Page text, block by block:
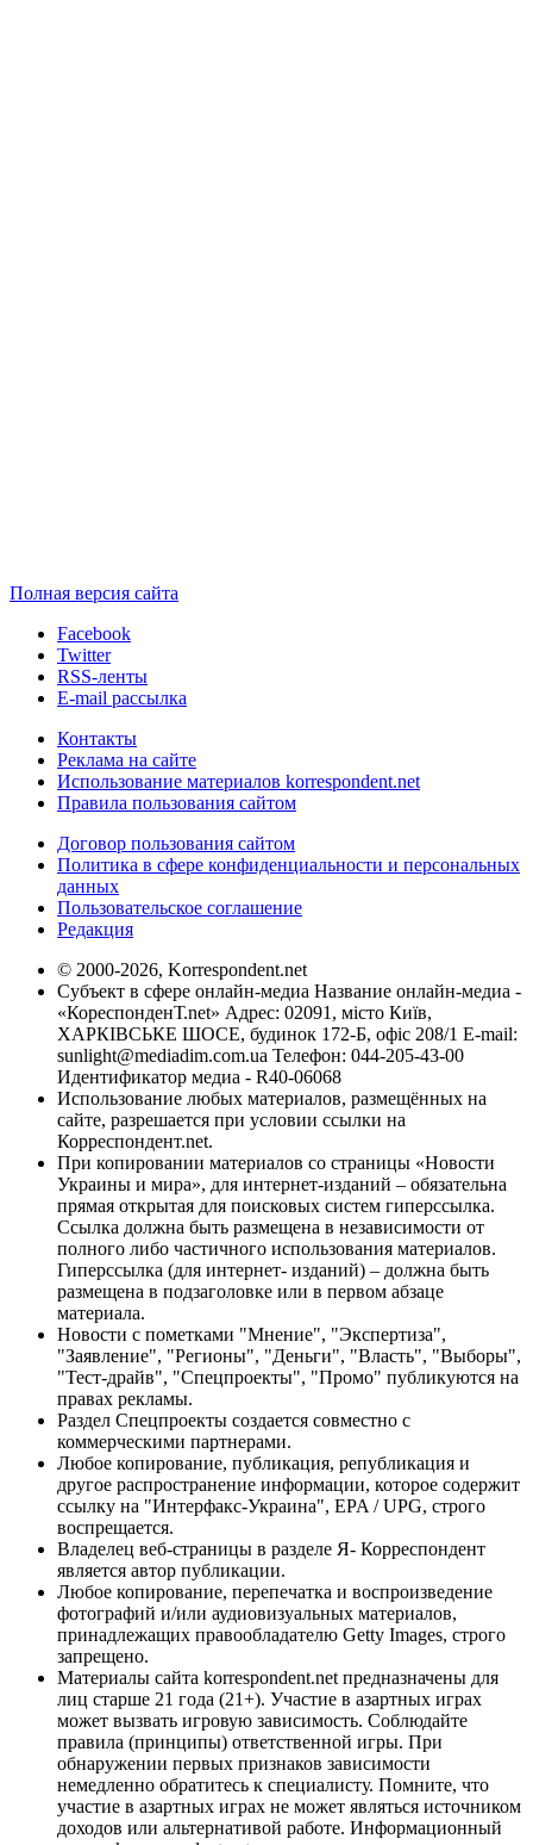
Полная версия сайта
Facebook
Twitter
RSS-ленты
E-mail рассылка
Контакты
Реклама на сайте
Использование материалов korrespondent.net
Правила пользования сайтом
Договор пользования сайтом
Политика в сфере конфиденциальности и персональных
данных
Пользовательское соглашение
Редакция
© 2000-2026, Korrespondent.net
Субъект в сфере онлайн-медиа Название онлайн-медиа -
«КореспонденТ.net» Адрес: 02091, місто Київ,
ХАРКІВСЬКЕ ШОСЕ, будинок 172-Б, офіс 208/1 E-mail:
sunlight@mediadim.com.ua Телефон: 044-205-43-00
Идентификатор медиа - R40-06068
Использование любых материалов, размещённых на
сайте, разрешается при условии ссылки на
Корреспондент.net.
При копировании материалов со страницы «Новости
Украины и мира», для интернет-изданий – обязательна
прямая открытая для поисковых систем гиперссылка.
Ссылка должна быть размещена в независимости от
полного либо частичного использования материалов.
Гиперссылка (для интернет- изданий) – должна быть
размещена в подзаголовке или в первом абзаце
материала.
Новости с пометками "Мнение", "Экспертиза",
"Заявление", "Регионы", "Деньги", "Власть", "Выборы",
"Тест-драйв", "Спецпроекты", "Промо" публикуются на
правах рекламы.
Раздел Спецпроекты создается совместно с
коммерческими партнерами.
Любое копирование, публикация, републикация и
другое распространение информации, которое содержит
ссылку на "Интерфакс-Украина", EPA / UPG, строго
воспрещается.
Владелец веб-страницы в разделе Я- Корреспондент
является автор публикации.
Любое копирование, перепечатка и воспроизведение
фотографий и/или аудиовизуальных материалов,
принадлежащих правообладателю Getty Images, строго
запрещено.
Материалы сайта korrespondent.net предназначены для
лиц старше 21 года (21+). Участие в азартных играх
может вызвать игровую зависимость. Соблюдайте
правила (принципы) ответственной игры. При
обнаружении первых признаков зависимости
немедленно обратитесь к специалисту. Помните, что
участие в азартных играх не может являться источником
доходов или альтернативой работе. Информационный